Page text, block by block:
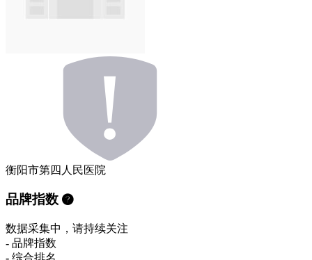
衡阳市第四人民医院
品牌指数
数据采集中，请持续关注
- 品牌指数
- 综合排名